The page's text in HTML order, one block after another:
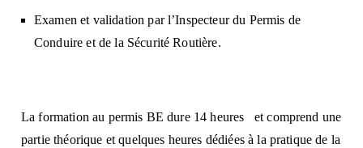
Examen et validation par l’Inspecteur du Permis de
Conduire et de la Sécurité Routière.
La formation au permis BE dure 14 heures
et comprend une
partie théorique et quelques heures dédiées à la pratique de la